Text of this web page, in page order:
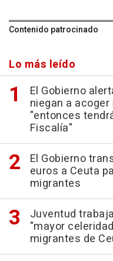
Contenido patrocinado
Lo más leído
El Gobierno
niegan a
"entonces
Fiscalía"
El Gobierno
euros a Ceuta
migrantes
Juventud
"mayor
migrantes de